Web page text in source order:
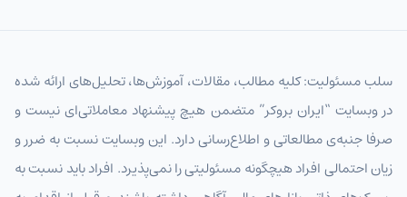
سلب مسئولیت: کلیه مطالب، مقالات، آموزش‌ها، تحلیل‌های ارائه شده
در وبسایت “ایران بروکر” متضمن هیچ پیشنهاد معاملاتی‌ای نیست و
صرفا جنبه‌ی مطالعاتی و اطلاع‌رسانی دارد. این وبسایت نسبت به ضرر و
زیان احتمالی افراد هیچگونه مسئولیتی را نمی‌پذیرد. افراد باید نسبت به